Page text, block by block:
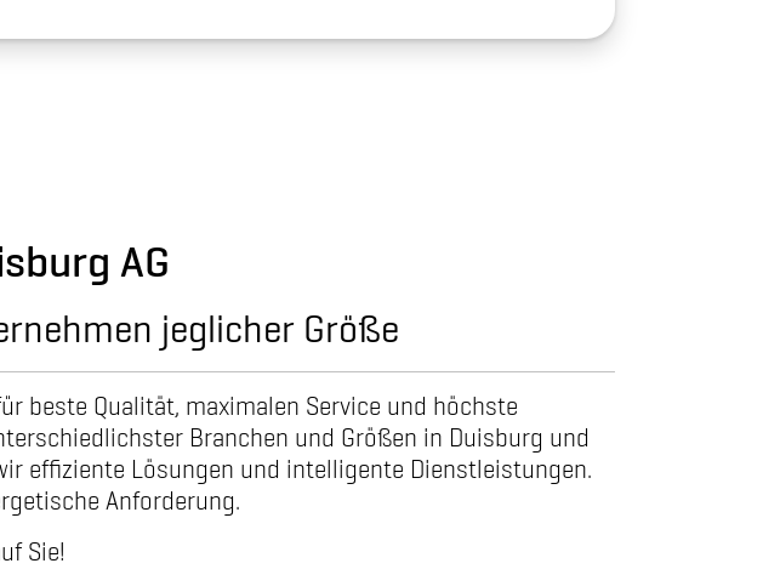
AG
jeglicher Größe
beste Qualität, maximalen Service und höchste
Branchen und Größen in Duisburg und
effiziente Lösungen und intelligente Dienstleistungen.
Anforderung.
Sie!